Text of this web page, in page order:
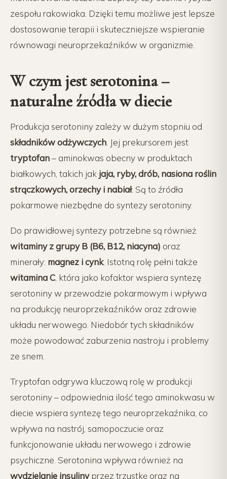
zespołu rakowiaka. Dzięki temu możliwe jest lepsze
dostosowanie terapii i skuteczniejsze wspieranie
równowagi neuroprzekaźników w organizmie.
W czym jest serotonina –
naturalne źródła w diecie
Produkcja serotoniny zależy w dużym stopniu od
składników odżywczych. Jej prekursorem jest
tryptofan– aminokwas obecny w produktach
białkowych, takich jak jaja, ryby, drób, nasiona roślin
strączkowych, orzechy i nabiał. Są to źródła
pokarmowe niezbędne do syntezy serotoniny.
Do prawidłowej syntezy potrzebne są również
witaminy z grupy B (B6, B12, niacyna) oraz
minerały: magnez i cynk. Istotną rolę pełni także
witamina C , która jako kofaktor wspiera syntezę
serotoniny w przewodzie pokarmowym i wpływa
na produkcję neuroprzekaźników oraz zdrowie
układu nerwowego. Niedobór tych składników
może powodować zaburzenia nastroju i problemy
ze snem.
Tryptofan odgrywa kluczową rolę w produkcji
serotoniny – odpowiednia ilość tego aminokwasu w
diecie wspiera syntezę tego neuroprzekaźnika, co
wpływa na nastrój, samopoczucie oraz
funkcjonowanie układu nerwowego i zdrowie
psychiczne. Serotonina wpływa również na
wydzielanie insulinyprzez trzustkę oraz na